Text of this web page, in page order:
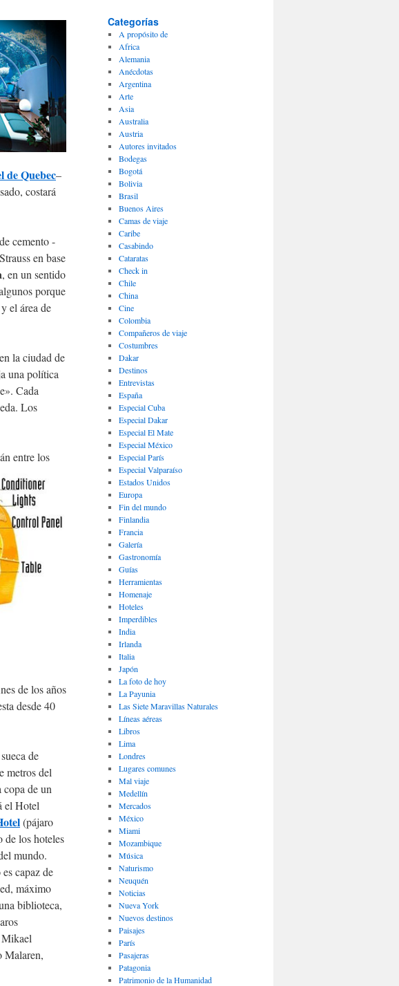
de Quebec–
costará
cemento -
en base
, en un sentido
porque
el área de
la ciudad de
una política
Cada
Los
entre los
de los años
desde 40
de
metros del
copa de un
el Hotel
(pájaro
de los hoteles
mundo.
capaz de
máximo
biblioteca,
Mikael
Malaren,
Categorías
A propósito de
Africa
Alemania
Anécdotas
Argentina
Arte
Asia
Australia
Austria
Autores invitados
Bodegas
Bogotá
Bolivia
Brasil
Buenos Aires
Camas de viaje
Caribe
Casabindo
Cataratas
Check in
Chile
China
Cine
Colombia
Compañeros de viaje
Costumbres
Dakar
Destinos
Entrevistas
España
Especial Cuba
Especial Dakar
Especial El Mate
Especial México
Especial París
Especial Valparaíso
Estados Unidos
Europa
Fin del mundo
Finlandia
Francia
Galería
Gastronomí­a
Guías
Herramientas
Homenaje
Hoteles
Imperdibles
India
Irlanda
Italia
Japón
La foto de hoy
La Payunia
Las Siete Maravillas Naturales
Lí­neas aéreas
Libros
Lima
Londres
Lugares comunes
Mal viaje
Medellín
Mercados
México
Miami
Mozambique
Música
Naturismo
Neuquén
Noticias
Nueva York
Nuevos destinos
Paisajes
Parí­s
Pasajeras
Patagonia
Patrimonio de la Humanidad